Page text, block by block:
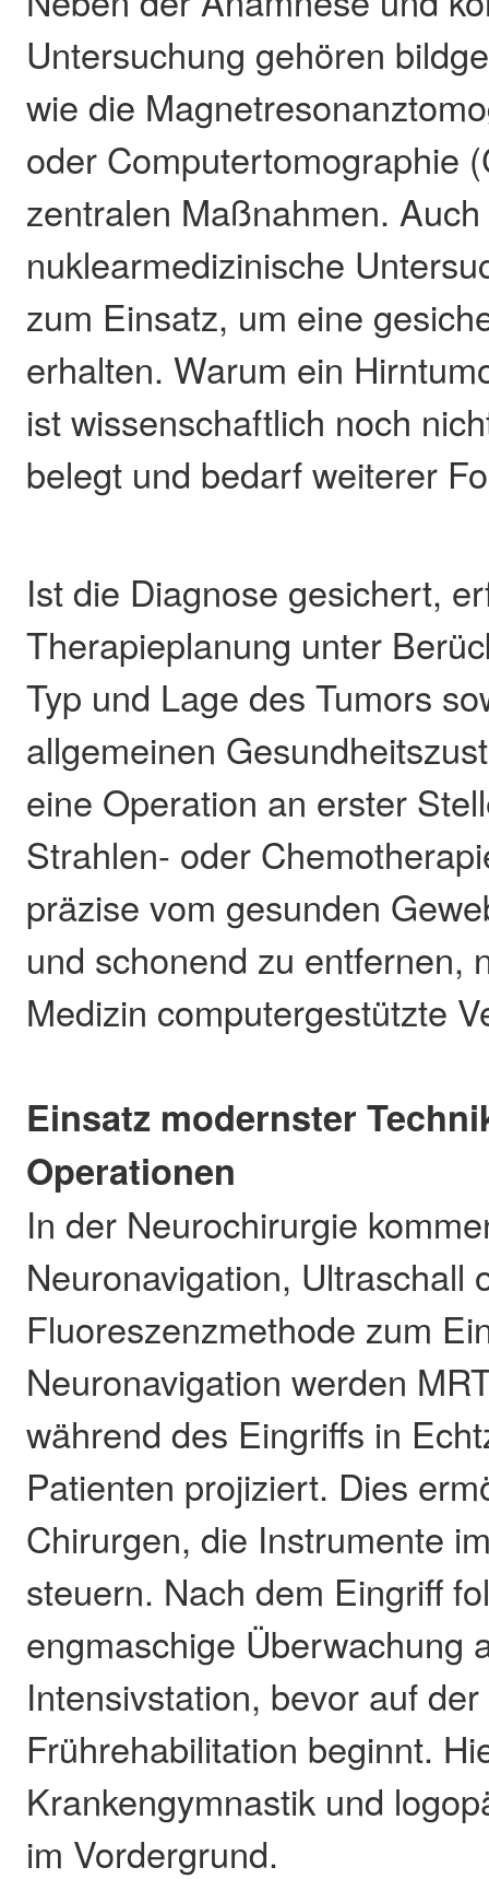
Untersuchung gehören
wie die
oder Computertomographie
zentralen Maßnahmen. Auch
nuklearmedizinische
zum Einsatz, um eine
erhalten. Warum ein
ist wissenschaftlich noch
belegt und bedarf weiterer
Ist die Diagnose gesichert,
Therapieplanung unter
Typ und Lage des Tumors
allgemeinen
eine Operation an erster
Strahlen- oder
präzise vom gesunden
und schonend zu entfernen,
Medizin computergestützte
Einsatz modernster
Operationen
In der Neurochirurgie
Neuronavigation, Ultraschall
Fluoreszenzmethode zum
Neuronavigation werden
während des Eingriffs in
Patienten projiziert. Dies
Chirurgen, die Instrumente
steuern. Nach dem Eingriff
engmaschige Überwachung
Intensivstation, bevor auf
Frührehabilitation beginnt.
Krankengymnastik und
im Vordergrund.